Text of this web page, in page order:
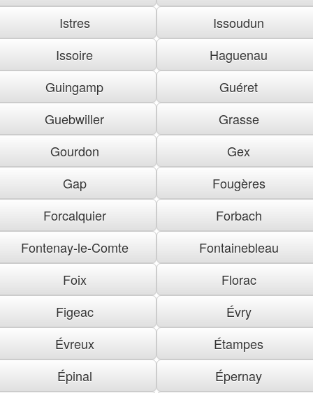
Istres
Issoudun
Issoire
Haguenau
Guingamp
Guéret
Guebwiller
Grasse
Gourdon
Gex
Gap
Fougères
Forcalquier
Forbach
Fontenay-le-Comte
Fontainebleau
Foix
Florac
Figeac
Évry
Évreux
Étampes
Épinal
Épernay